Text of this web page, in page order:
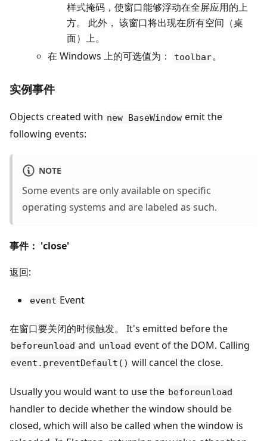
样式掩码，使窗口能够浮动在全屏应用的上
方。 此外， 该窗口将出现在所有空间（桌
面）上。
在 Windows 上的可选值为：
toolbar。
实例事件
Objects created with new BaseWindow emit the
following events:
NOTE
Some events are only available on specific
operating systems and are labeled as such.
事件： 'close'
返回:
event Event
在窗口要关闭的时候触发。 It's emitted before the
beforeunload and unload event of the DOM. Calling
event.preventDefault() will cancel the close.
Usually you would want to use the beforeunload
handler to decide whether the window should be
closed, which will also be called when the window is